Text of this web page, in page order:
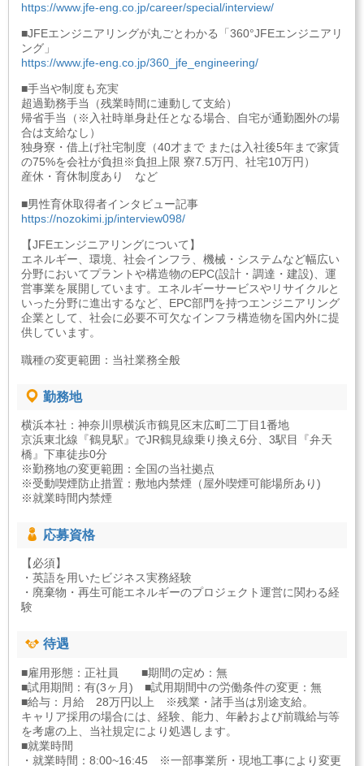
https://www.jfe-eng.co.jp/career/special/interview/
■JFEエンジニアリングが丸ごとわかる「360°JFEエンジニアリ
ング」
https://www.jfe-eng.co.jp/360_jfe_engineering/
■手当や制度も充実
超過勤務手当（残業時間に連動して支給）
帰省手当（※入社時単身赴任となる場合、自宅が通勤圏外の場
合は支給なし）
独身寮・借上げ社宅制度（40才まで または入社後5年まで家賃
の75%を会社が負担※負担上限 寮7.5万円、社宅10万円）
産休・育休制度あり など
■男性育休取得者インタビュー記事
https://nozokimi.jp/interview098/
【JFEエンジニアリングについて】
エネルギー、環境、社会インフラ、機械・システムなど幅広い
分野においてプラントや構造物のEPC(設計・調達・建設)、運
営事業を展開しています。エネルギーサービスやリサイクルと
いった分野に進出するなど、EPC部門を持つエンジニアリング
企業として、社会に必要不可欠なインフラ構造物を国内外に提
供しています。
職種の変更範囲：当社業務全般
勤務地
横浜本社：神奈川県横浜市鶴見区末広町二丁目1番地
京浜東北線『鶴見駅』でJR鶴見線乗り換え6分、3駅目『弁天
橋』下車徒歩0分
※勤務地の変更範囲：全国の当社拠点
※受動喫煙防止措置：敷地内禁煙（屋外喫煙可能場所あり)
※就業時間内禁煙
応募資格
【必須】
・英語を用いたビジネス実務経験
・廃棄物・再生可能エネルギーのプロジェクト運営に関わる経
験
待遇
■雇用形態：正社員 ■期間の定め：無
■試用期間：有(3ヶ月) ■試用期間中の労働条件の変更：無
■給与：月給 28万円以上 ※残業・諸手当は別途支給。
キャリア採用の場合には、経験、能力、年齢および前職給与等
を考慮の上、当社規定により処遇します。
■就業時間
・就業時間：8:00~16:45 ※一部事業所・現地工事により変更